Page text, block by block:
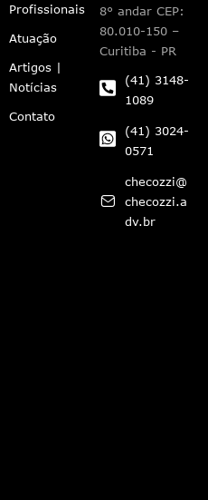
Profissionais
Atuação
Artigos |
Notícias
Contato
8° andar CEP:
80.010-150 –
Curitiba - PR
(41) 3148-
1089
(41) 3024-
0571
checozzi@
checozzi.a
dv.br